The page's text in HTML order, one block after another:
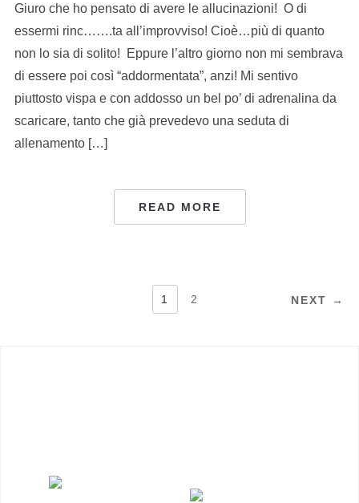
Giuro che ho pensato di avere le allucinazioni! O di
essermi rinc…….ta all’improvviso! Cioè…più di quanto
non lo sia di solito! Eppure l’altro giorno non mi sembrava
di essere poi così “addormentata”, anzi! Mi sentivo
piuttosto vispa e con addosso un bel po’ di adrenalina da
scaricare, tanto che già prevedevo una seduta di
allenamento […]
READ MORE
NAVIGAZIONE1 2 NEXT →